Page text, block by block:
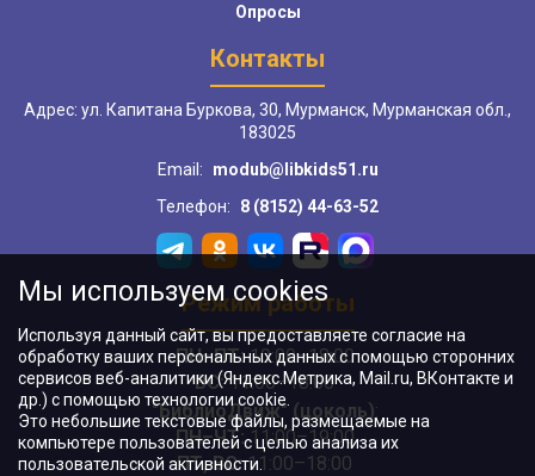
Опросы
Контакты
Адрес: ул. Капитана Буркова, 30, Мурманск, Мурманская обл.,
183025
Email:
modub@libkids51.ru
Телефон:
8 (8152) 44-63-52
Режим работы
ПН–ПТ:10:00–18:00
ВС:11:00–18:00
"БиблиоДвиж" (цоколь):
ПН–ЧТ:11:00–19:00
ПТ, ВС:11:00–18:00
Мы используем cookies
Используя данный сайт, вы предоставляете согласие на
обработку ваших персональных данных с помощью сторонних
сервисов веб-аналитики (Яндекс.Метрика, Mail.ru, ВКонтакте и
др.) с помощью технологии cookie.
Это небольшие текстовые файлы, размещаемые на
компьютере пользователей с целью анализа их
пользовательской активности.